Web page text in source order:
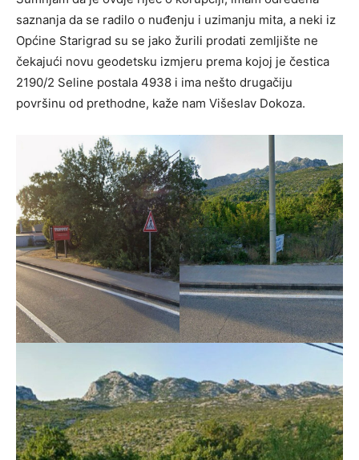
saznanja da se radilo o nuđenju i uzimanju mita, a neki iz
Općine Starigrad su se jako žurili prodati zemljište ne
čekajući novu geodetsku izmjeru prema kojoj je čestica
2190/2 Seline postala 4938 i ima nešto drugačiju
površinu od prethodne, kaže nam Višeslav Dokoza.